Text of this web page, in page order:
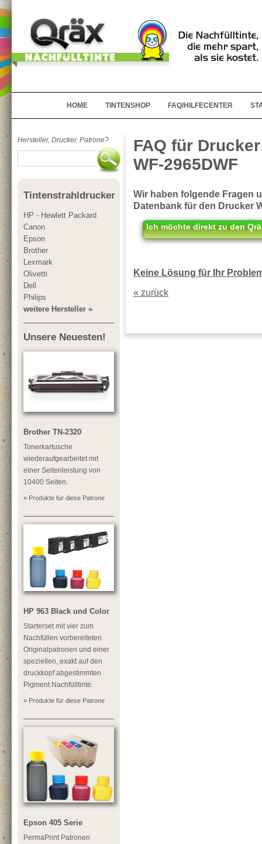
HOME TINTENSHOP FAQ/HILFECENTER
Hersteller, Drucker, Patrone?
Tintenstrahldrucker
HP - Hewlett Packard
Canon
Epson
Brother
Lexmark
Olivetti
Dell
Philips
weitere Hersteller »
Unsere Neuesten!
Brother TN-2320
Tonerkartusche
wiederaufgearbeitet mit
einer Seitenleistung von
10400 Seiten.
» Produkte für diese Patrone
HP 963 Black und Color
Starterset mit vier zum
Nachfüllen vorbereiteten
Originalpatronen und einer
speziellen, exakt auf den
druckkopf abgestimmten
Pigment Nachfülltinte.
» Produkte für diese Patrone
Epson 405 Serie
PermaPrint Patronen
FAQ für
WF-2965DWF
Wir haben folgende Fragen
Datenbank für den Drucker
Ich möchte direkt zu den
Keine Lösung für Ihr
« zurück